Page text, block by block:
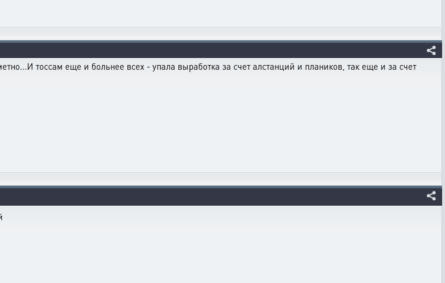
тоссам еще и больнее всех - упала выработка за счет алстанций и плаников, так еще и за счет